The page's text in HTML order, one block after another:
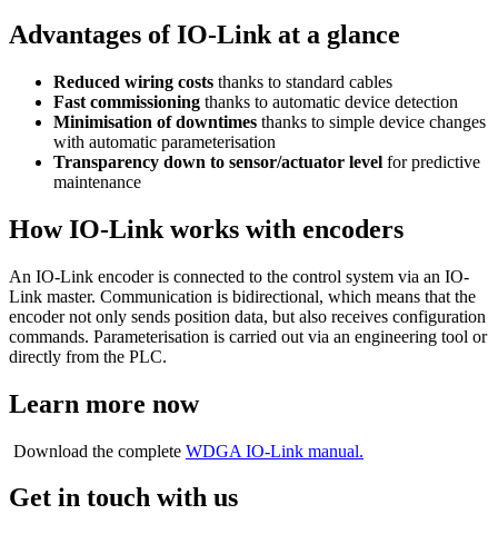
Advantages of IO-Link at a glance
Reduced wiring costs thanks to standard cables
Fast commissioning thanks to automatic device detection
Minimisation of downtimes thanks to simple device changes
with automatic parameterisation
Transparency down to sensor/actuator level for predictive
maintenance
How IO-Link works with encoders
An IO-Link encoder is connected to the control system via an IO-
Link master. Communication is bidirectional, which means that the
encoder not only sends position data, but also receives configuration
commands. Parameterisation is carried out via an engineering tool or
directly from the PLC.
Learn more now
Download the complete WDGA IO-Link manual.
Get in touch with us